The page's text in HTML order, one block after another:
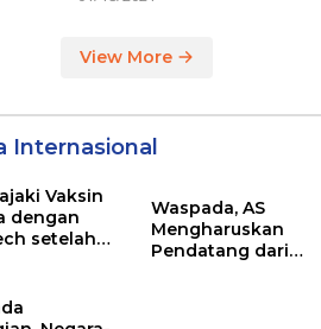
View More
Internasional
Vaksin
dengan
setelah
Waspada, AS
Mengharuskan
Pendatang dari